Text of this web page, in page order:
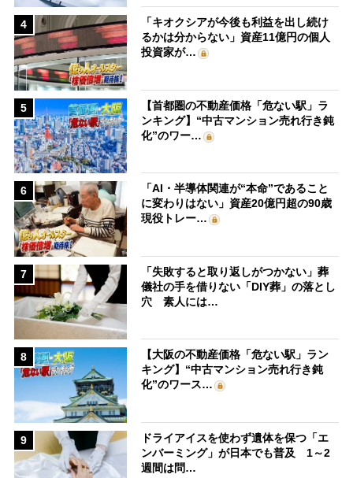
4
「キオクシアが今後も利益を出し続け
るかは分からない」資産11億円の個人
投資家が…
5
【首都圏の不動産価格「危ない駅」ラ
ンキング】“中古マンション売れ行き鈍
化”のワー…
6
「AI・半導体関連が“本命”であること
に変わりはない」資産20億円超の90歳
現役トレー…
7
「失敗すると取り返しがつかない」葬
儀社の手を借りない「DIY葬」の落とし
穴 素人には…
8
【大阪の不動産価格「危ない駅」ラン
キング】“中古マンション売れ行き鈍
化”のワース…
9
ドライアイスを使わず遺体を保つ「エ
ンバーミング」が日本でも普及 1～2
週間は問…